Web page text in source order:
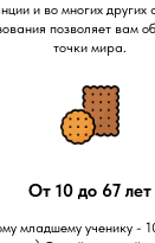
и во многих
позволяет вам
точки мира.
младшему ученику -
От 10 до 67 лет